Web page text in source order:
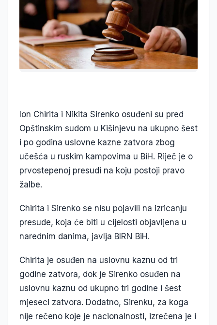
Ion Chirita i Nikita Sirenko osuđeni su pred
Opštinskim sudom u Kišinjevu na ukupno šest
i po godina uslovne kazne zatvora zbog
učešća u ruskim kampovima u BiH. Riječ je o
prvostepenoj presudi na koju postoji pravo
žalbe.
Chirita i Sirenko se nisu pojavili na izricanju
presude, koja će biti u cijelosti objavljena u
narednim danima, javlja BIRN BiH.
Chirita je osuđen na uslovnu kaznu od tri
godine zatvora, dok je Sirenko osuđen na
uslovnu kaznu od ukupno tri godine i šest
mjeseci zatvora. Dodatno, Sirenku, za koga
nije rečeno koje je nacionalnosti, izrečena je i